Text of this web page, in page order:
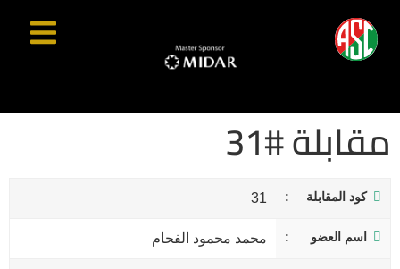
مقابلة #31
كود المقابلة 31
اسم العضو محمد محمود الفحام